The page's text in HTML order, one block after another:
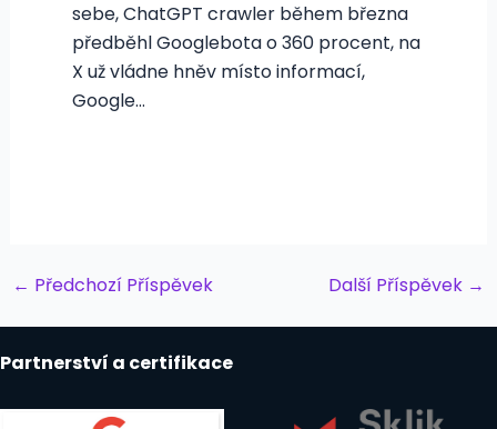
sebe, ChatGPT crawler během března
předběhl Googlebota o 360 procent, na
X už vládne hněv místo informací,
Google…
Post
← Předchozí Příspěvek Další Příspěvek →
Partnerství a certifikace